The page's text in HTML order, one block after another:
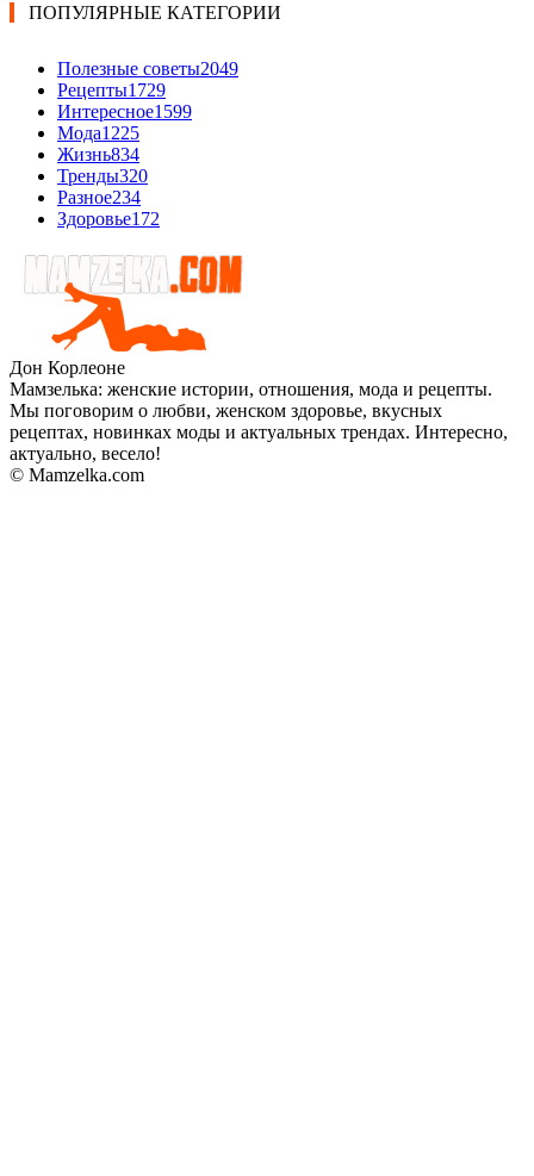
ПОПУЛЯРНЫЕ КАТЕГОРИИ
Полезные советы2049
Рецепты1729
Интересное1599
Мода1225
Жизнь834
Тренды320
Разное234
Здоровье172
Дон Корлеоне
Мамзелька: женские истории, отношения, мода и рецепты.
Мы поговорим о любви, женском здоровье, вкусных
рецептах, новинках моды и актуальных трендах. Интересно,
актуально, весело!
© Mamzelka.com